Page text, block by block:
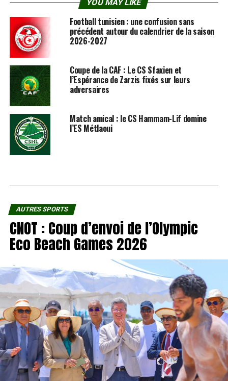
YOU MAY LIKE
Football tunisien : une confusion sans
précédent autour du calendrier de la saison
2026-2027
Coupe de la CAF : Le CS Sfaxien et
l’Espérance de Zarzis fixés sur leurs
adversaires
Match amical : le CS Hammam-Lif domine
l’ES Métlaoui
AUTRES SPORTS
CNOT : Coup d’envoi de l’Olympic
Eco Beach Games 2026